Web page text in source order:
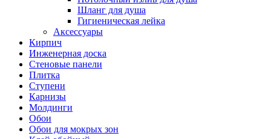
Шланг для душа
Гигиеническая лейка
Аксессуары
Кирпич
Инженерная доска
Стеновые панели
Плитка
Ступени
Карнизы
Молдинги
Обои
Обои для мокрых зон